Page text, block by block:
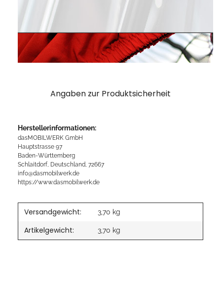
Angaben zur Produktsicherheit
Herstellerinformationen:
dasMOBILWERK GmbH
Hauptstrasse 97
Baden-Württemberg
Schlaitdorf, Deutschland, 72667
info@dasmobilwerk.de
https://www.dasmobilwerk.de
Versandgewicht: 3,70 kg
Artikelgewicht: 3,70 kg